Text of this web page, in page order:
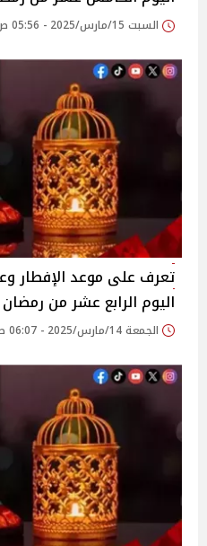
السبت 15/مارس/2025 - 05:56 ص
تعرف على موعد الإفطار
اليوم الرابع عشر من رمضان
الجمعة 14/مارس/2025 - 06:07 ص